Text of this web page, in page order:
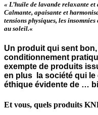
« L’huile de lavande relaxante
Calmante, apaisante et
tensions physiques, les
au soleil.«
Un produit qui sent
conditionnement
exempte de produits
en plus la société qui le
éthique évidente de …
Et vous, quels produits